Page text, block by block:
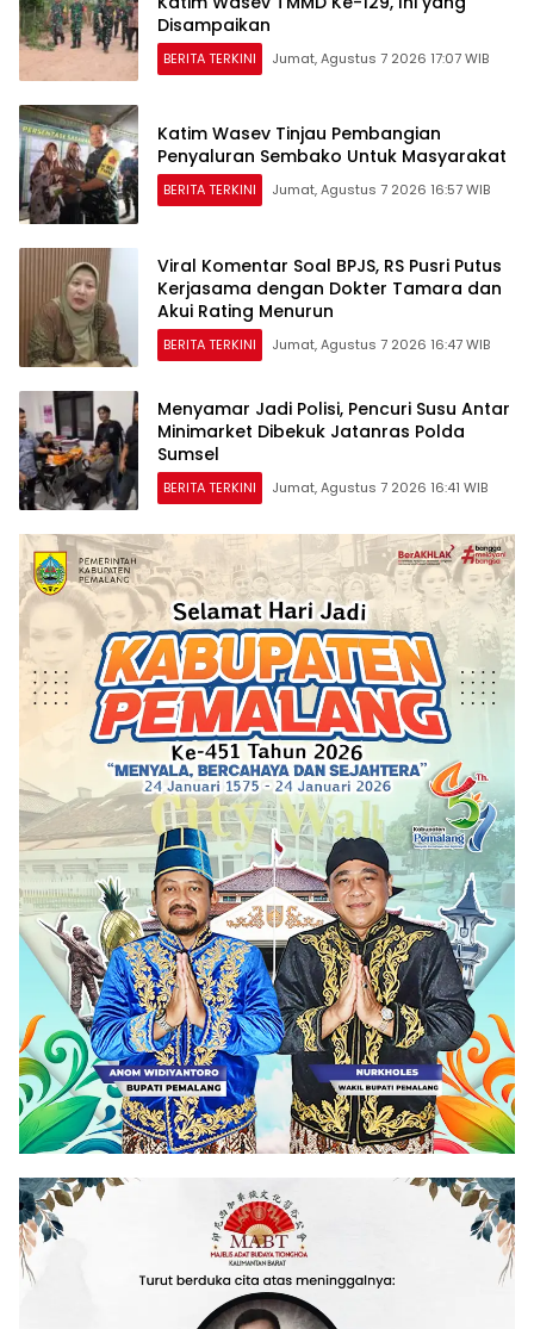
Disampaikan
BERITA TERKINI Jumat, Agustus 7 2026 17:07 WIB
Katim Wasev Tinjau Pembangian
Penyaluran Sembako Untuk Masyarakat
BERITA TERKINI Jumat, Agustus 7 2026 16:57 WIB
Viral Komentar Soal BPJS, RS Pusri Putus
Kerjasama dengan Dokter Tamara dan
Akui Rating Menurun
BERITA TERKINI Jumat, Agustus 7 2026 16:47 WIB
Menyamar Jadi Polisi, Pencuri Susu Antar
Minimarket Dibekuk Jatanras Polda
Sumsel
BERITA TERKINI Jumat, Agustus 7 2026 16:41 WIB